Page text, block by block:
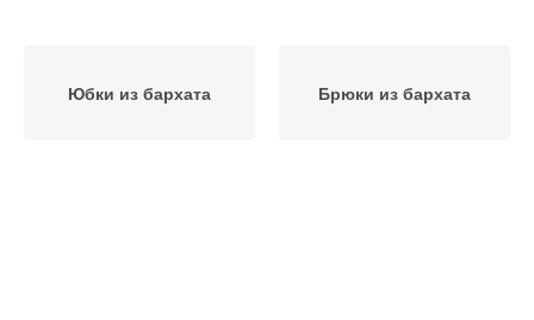
Юбки из бархата Брюки из бархата